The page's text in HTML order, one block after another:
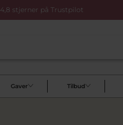
4,8 stjerner på Trustpilot
Gaver Tilbud